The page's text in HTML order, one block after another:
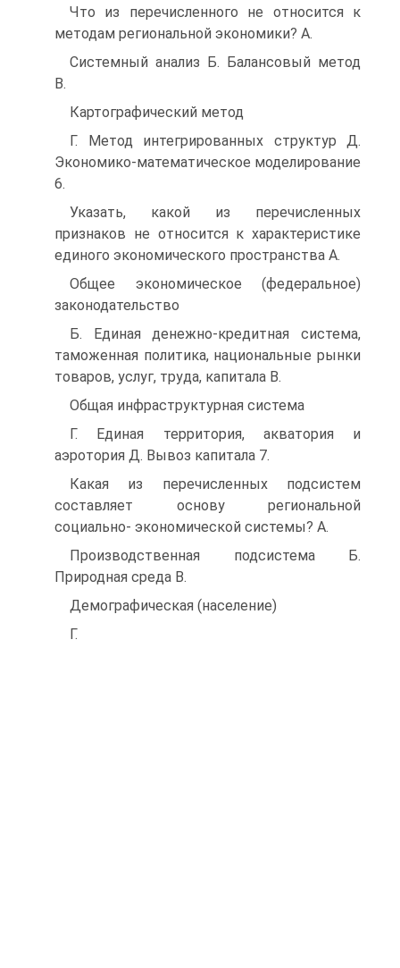
Что из перечисленного не относится к
методам региональной экономики? A.
Системный анализ Б. Балансовый метод
B.
Картографический метод
Г. Метод интегрированных структур Д.
Экономико-математическое моделирование
6.
Указать, какой из перечисленных
признаков не относится к характеристике
единого экономического пространства A.
Общее экономическое (федеральное)
законодательство
Б. Единая денежно-кредитная система,
таможенная политика, национальные рынки
товаров, услуг, труда, капитала B.
Общая инфраструктурная система
Г. Единая территория, акватория и
аэротория Д. Вывоз капитала 7.
Какая из перечисленных подсистем
составляет основу региональной
социально- экономической системы? A.
Производственная подсистема Б.
Природная среда B.
Демографическая (население)
Г.